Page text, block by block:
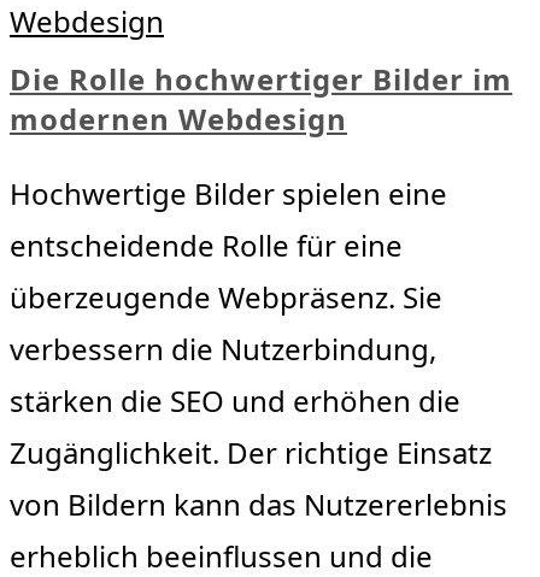
Webdesign
Die Rolle hochwertiger Bilder im
modernen Webdesign
Hochwertige Bilder spielen eine
entscheidende Rolle für eine
überzeugende Webpräsenz. Sie
verbessern die Nutzerbindung,
stärken die SEO und erhöhen die
Zugänglichkeit. Der richtige Einsatz
von Bildern kann das Nutzererlebnis
erheblich beeinflussen und die